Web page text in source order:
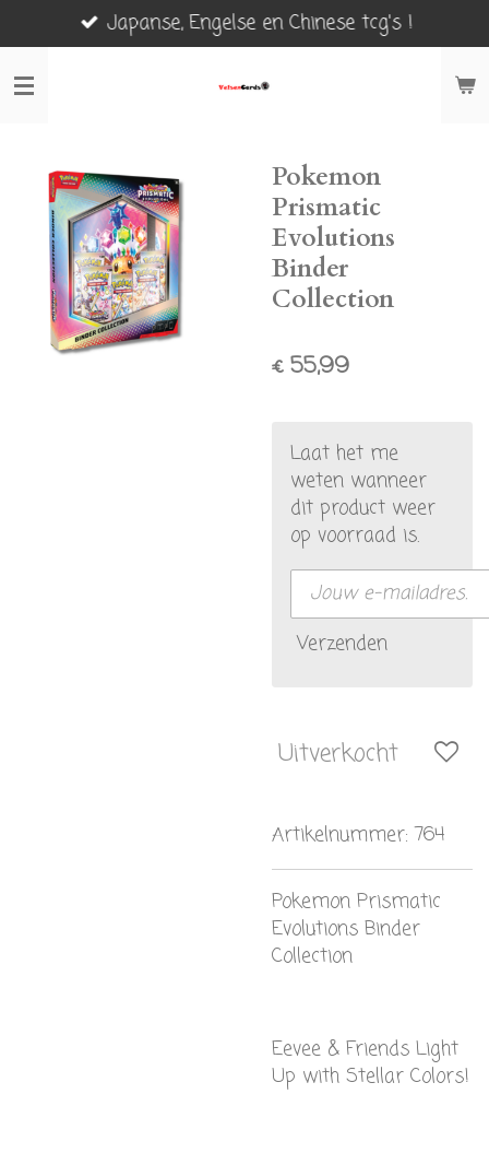
direct
naar
Japanse, Engelse en Chinese tcg's !
Pokemon
Prismatic
Evolutions
Binder
Collection
€ 55,99
Laat het me
weten wanneer
dit product weer
op voorraad is.
Verzenden
Uitverkocht
Artikelnummer: 764
Pokemon Prismatic
Evolutions Binder
Collection
Eevee & Friends Light
Up with Stellar Colors!